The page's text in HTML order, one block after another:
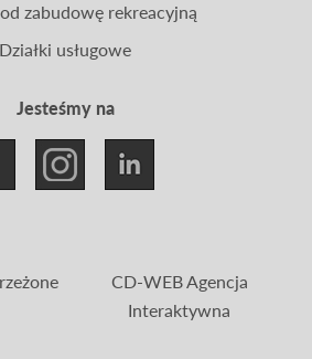
Jesteśmy na
zabudowę rekreacyjną
Działki usługowe
CD-WEB Agencja
Interaktywna